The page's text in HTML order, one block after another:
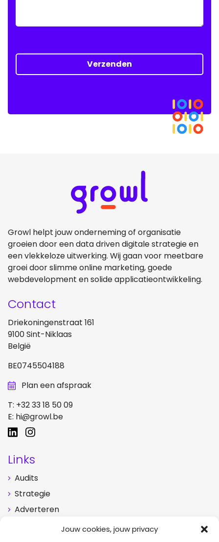
Jouw cookies, jouw privacy
Growl helpt jouw onderneming of organisatie
groeien door een data driven digitale strategie en
een vlekkeloze uitwerking. Wij gaan voor meetbare
groei door slimme online marketing, goede
webdevelopment en solide applicatieontwikkeling.
Contact
Driekoningenstraat 161
9100 Sint-Niklaas
België
BE0745504188
Plan een afspraak
T: +32 33 18 50 09
E: hi@growl.be
Links
Audits
Strategie
Adverteren